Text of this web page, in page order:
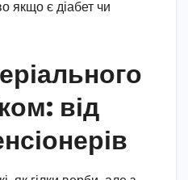
якщо є діабет чи
від